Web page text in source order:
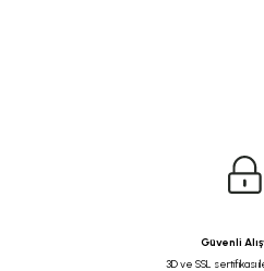
Güvenli
3D ve SSL sertifikası